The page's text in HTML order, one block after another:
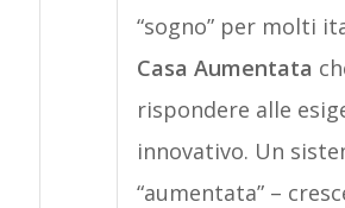
“sogno” per molti
Casa Aumentata
rispondere alle
innovativo. Un
“aumentata” –